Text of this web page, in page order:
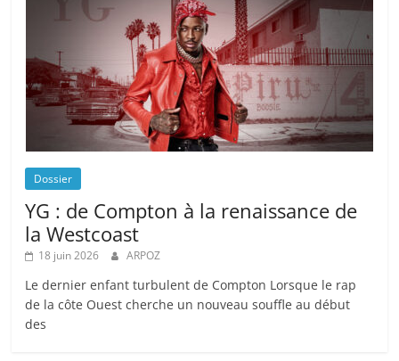
Dossier
YG : de Compton à la renaissance de
la Westcoast
18 juin 2026 ARPOZ
Le dernier enfant turbulent de Compton Lorsque le rap
de la côte Ouest cherche un nouveau souffle au début
des